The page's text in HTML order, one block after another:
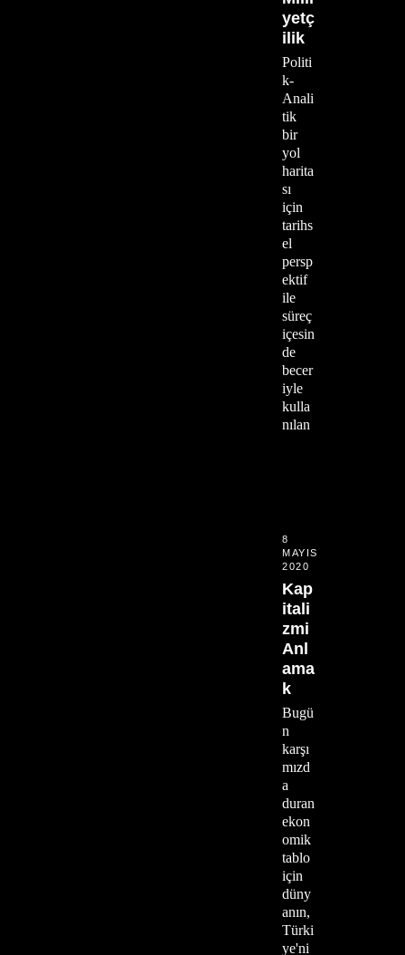
yetç
ilik
Politi
k-
Anali
tik
bir
yol
harita
sı
için
tarihs
el
persp
ektif
ile
süreç
içesin
de
becer
iyle
kulla
nılan
8
MAYIS
2020
Kap
itali
zmi
Anl
ama
k
Bugü
n
karşı
mızd
a
duran
ekon
omik
tablo
için
düny
anın,
Türki
ye'ni